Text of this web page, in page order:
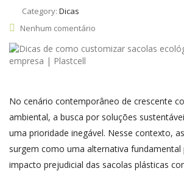
Category: Dicas
Nenhum comentário
No cenário contemporâneo de crescente
ambiental, a busca por soluções
uma prioridade inegável. Nesse contexto,
surgem como uma alternativa fundamental
impacto prejudicial das sacolas plásticas